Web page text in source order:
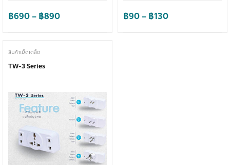
฿690 – ฿890Price
฿90 – ฿130Price
สินค้าเบ็ดเตล็ด
TW-3 Series